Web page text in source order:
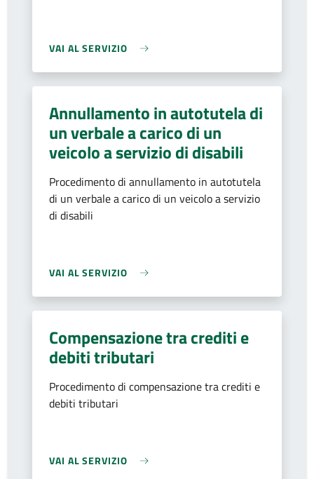
VAI AL SERVIZIO
Annullamento in autotutela di
un verbale a carico di un
veicolo a servizio di disabili
Procedimento di annullamento in autotutela
di un verbale a carico di un veicolo a servizio
di disabili
VAI AL SERVIZIO
Compensazione tra crediti e
debiti tributari
Procedimento di compensazione tra crediti e
debiti tributari
VAI AL SERVIZIO